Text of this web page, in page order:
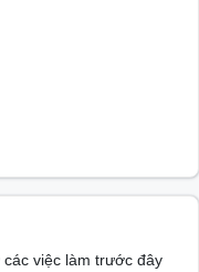
việc làm trước đây